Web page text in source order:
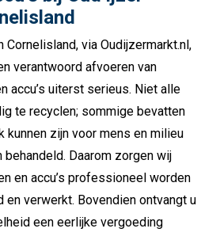
Cornelisland, via Oudijzermarkt.nl,
verantwoord afvoeren van
accu’s uiterst serieus. Niet alle
te recyclen; sommige bevatten
zijn voor mens en milieu
Daarom zorgen wij
en accu’s professioneel worden
en verwerkt. Bovendien ontvangt u
een eerlijke vergoeding